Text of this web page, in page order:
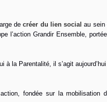
decréer du lien socialau sein
l’action Grandir Ensemble,
la Parentalité, il s’agit aujourd’hui
fondée sur la mobilisation